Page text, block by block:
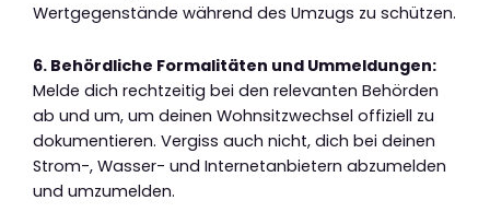
Wertgegenstände während des Umzugs zu schützen.
6. Behördliche Formalitäten und Ummeldungen:
Melde dich rechtzeitig bei den relevanten Behörden
ab und um, um deinen Wohnsitzwechsel offiziell zu
dokumentieren. Vergiss auch nicht, dich bei deinen
Strom-, Wasser- und Internetanbietern abzumelden
und umzumelden.